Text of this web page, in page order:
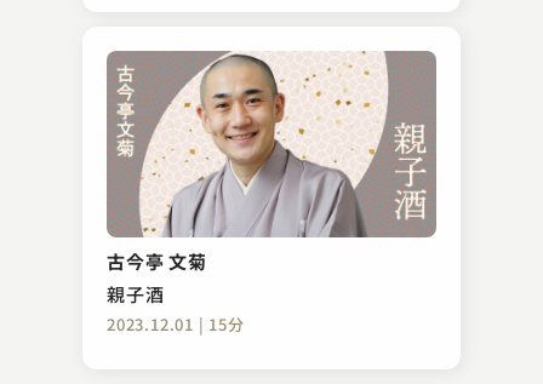
古今亭 文菊
親子酒
2023.12.01 | 15分
三遊亭 志う歌
子ほめ
2024.04.05 | 15分